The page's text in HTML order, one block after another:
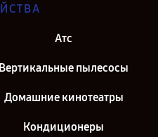
Атс
Вертикальные пылесосы
Домашние кинотеатры
Кондиционеры